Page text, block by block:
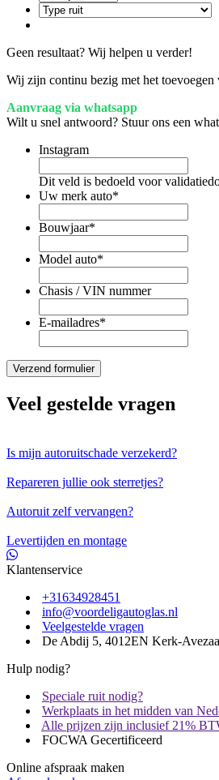
Geen resultaat? Wij helpen u verder!
Wij zijn continu bezig met het
Aanvraag via whatsapp
Wilt u snel antwoord? Stuur ons een
Instagram
Dit veld is bedoeld voor
Uw merk auto*
Bouwjaar*
Model auto*
Chasis / VIN nummer
E-mailadres*
Veel gestelde vragen
Is mijn autoruitschade verzekerd?
Repareren jullie ook sterretjes?
Autoruit zelf vervangen?
Levertijden en montage
Klantenservice
+31634928451
info@voordeligautoglas.nl
Veelgestelde vragen
De Abdij 5, 4012EN Kerk-
Hulp nodig?
Speciale ruit nodig?
Werkplaats in het midden van
Alle prijzen zijn inclusief 21%
FOCWA Gecertificeerd
Online afspraak maken